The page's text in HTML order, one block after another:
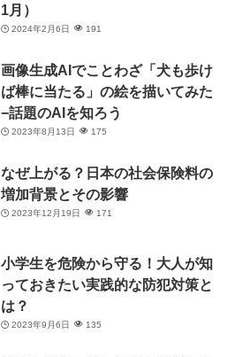
1月）
2024年2月6日 191
画像生成AIでことわざ「犬も歩け
ば棒に当たる」の絵を描いてみた
−話題のAIを知ろう
2023年8月13日 175
なぜ上がる？日本の社会保険料の
増加背景とその影響
2023年12月19日 171
小学生を危険から守る！大人が知
っておきたい実践的な防犯対策と
は？
2023年9月6日 135